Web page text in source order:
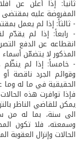
ثانياً: إذا أعلن عن
المفروضة عليه
- ثالثاً: إذا لم يعمل
- رابعاً: إذا لم يقدّم
انقطاعه عن الدفع
المذكور لا يتضمّن
- خامساً: إذا لم ينظّم
وقوائم الجرد ناقصة
الحقيقية في ما له وما
فإذا توافرت هذه
يمكن للقاضي الناظر
الى سنة، بما له من
وسمعته، فلا تكون
الحالات وإنزال العقوبة